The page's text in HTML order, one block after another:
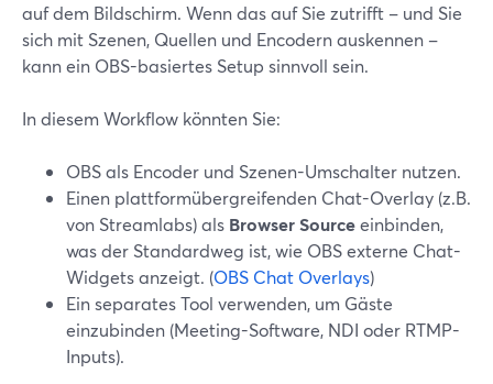
auf dem Bildschirm. Wenn das auf Sie zutrifft – und Sie
sich mit Szenen, Quellen und Encodern auskennen –
kann ein OBS-basiertes Setup sinnvoll sein.
In diesem Workflow könnten Sie:
OBS als Encoder und Szenen-Umschalter nutzen.
Einen plattformübergreifenden Chat-Overlay (z.B.
von Streamlabs) als Browser Sourceeinbinden,
was der Standardweg ist, wie OBS externe Chat-
Widgets anzeigt. (OBS Chat Overlays)
Ein separates Tool verwenden, um Gäste
einzubinden (Meeting-Software, NDI oder RTMP-
Inputs).